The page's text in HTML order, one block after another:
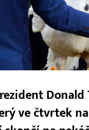
ve čtvrtek